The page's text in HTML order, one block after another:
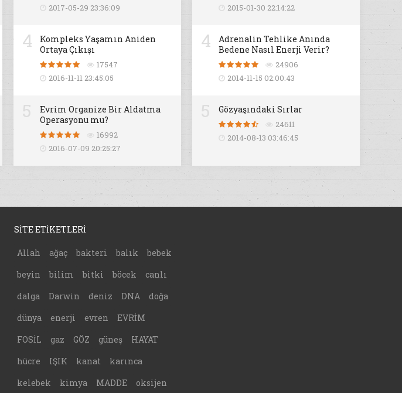
2017-05-29 23:36:09
4
Kompleks Yaşamın Aniden
Ortaya Çıkışı
17547
2016-11-11 23:45:05
Evrim Organize Bir Aldatma
Operasyonu mu?
16992
2016-07-09 20:25:27
2015-01-30 22:14:22
4
Adrenalin Tehlike Anında
Bedene Nasıl Enerji Verir?
24906
2014-11-15 02:00:43
Gözyaşındaki Sırlar
24611
2014-08-13 03:46:45
SİTE ETİKETLERİ
Allah ağaç bakteri balık
bebek
beyin
bilim bitki böcek
canlı
dalga
Darwin deniz DNA
doğa
dünya
enerji evren
EVRİM
FOSİL
gaz GÖZ güneş
HAYAT
hücre
IŞIK kanat
karınca
kelebek
kimya MADDE oksijen